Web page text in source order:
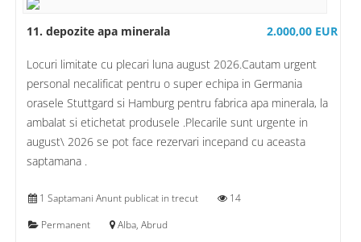
11. depozite apa minerala 2.000,00 EUR
Locuri limitate cu plecari luna august 2026.Cautam urgent
personal necalificat pentru o super echipa in Germania
orasele Stuttgard si Hamburg pentru fabrica apa minerala, la
ambalat si etichetat produsele .Plecarile sunt urgente in
august\ 2026 se pot face rezervari incepand cu aceasta
saptamana .
1 Saptamani Anunt publicat in trecut
14
Permanent
Alba, Abrud